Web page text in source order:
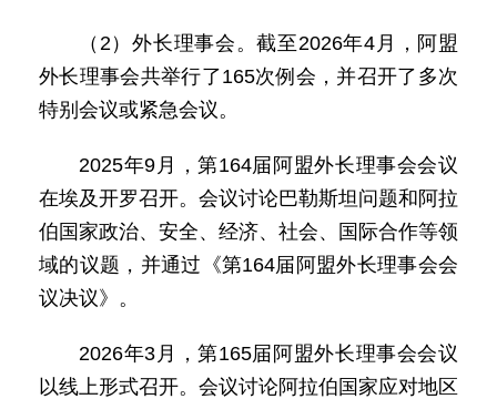
（2）外长理事会。截至2026年4月，阿盟
外长理事会共举行了165次例会，并召开了多次
特别会议或紧急会议。
2025年9月，第164届阿盟外长理事会会议
在埃及开罗召开。会议讨论巴勒斯坦问题和阿拉
伯国家政治、安全、经济、社会、国际合作等领
域的议题，并通过《第164届阿盟外长理事会会
议决议》。
2026年3月，第165届阿盟外长理事会会议
以线上形式召开。会议讨论阿拉伯国家应对地区